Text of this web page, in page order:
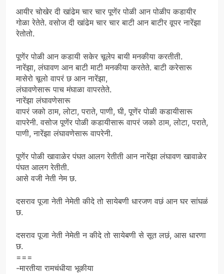
आयीर चोखेर दी खांढेम चार चार पूणेंर पोळी आन पोळीप कडायीर
गोळा रेतेते. वसोज दी खांढेम चार चार बाटी आन बाटीर वूपर नारेंझा
रेतोतो.
पूणेंर पोळी आन कडायी सकेर चूलेप बायी मनकीया करतीती.
नारेंझा, लंघावण आन बाटी माटी मनकीया करतेते. बाटी करेसारू
मासेरो चूलो वापरं छ आन नारेंझा,
लंघावणेसारू पाच मंघाळा वापरतेते.
नारेंझा लंघावणेसारू
वापरं जको ठाम, लोटा, पराते, पाणी, घी, पूणेंर पोळी कडायीसारू
वापरेनी. वसोज पूणेंर पोळी कडायीसारू वापरं जको ठाम, लोटा, पराते,
पाणी, नारेंझा लंघावणेसारू वापरेनी.
पूणेंर पोळी खावाळेर पंघत आलग रेतीती आन नारेंझा लंघावण खावाळेर
पंघत आलग रेतीती.
आसे वजी नेती नेम छ.
दसराव पूजा नेती नेमेती कीदे तो सायेबणी धारजण वछं आन घर सांघळं
छ.
दसराव पूजा नेती नेमेती न कीदे तो सायेबणी से सूत लछं, आस धारणा
छ.
===
-मारतीया रामचंधीया भूकीया